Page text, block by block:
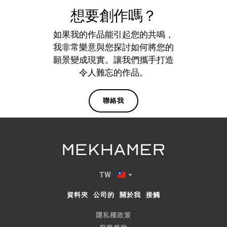
想要創作嗎？
如果我的作品能引起您的共鳴，
我非常樂意與您探討如何將您的
願景變成現實。讓我們攜手打造
令人難忘的作品。
聯絡我
TW
資料夾 公司的 關於我 接觸
隱私權政策